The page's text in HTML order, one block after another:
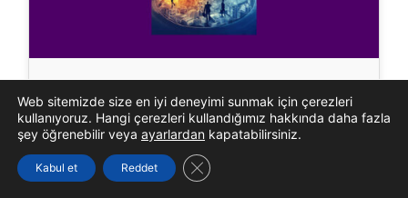
2. Ev
2. ev, astrolojide maddi değerler, kaynaklar,
ilgilidir. Bu ev, kişinin para kazanma
Web sitemizde size en iyi deneyimi sunmak için çerezleri
kullanıyoruz. Hangi çerezleri kullandığımız hakkında daha fazla
şey öğrenebilir veya ayarlardan kapatabilirsiniz.
Kabul et Reddet GDPR çerez şeridini kapat